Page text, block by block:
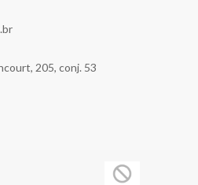
205, conj. 53